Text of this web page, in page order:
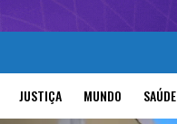
JUSTIÇA MUNDO SAÚDE